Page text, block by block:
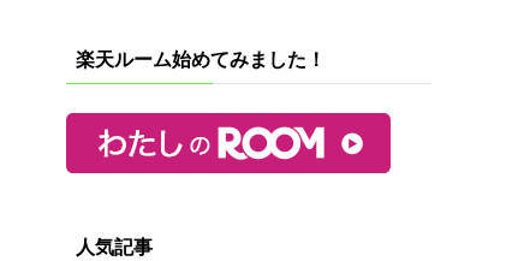
楽天ルーム始めてみました！
人気記事